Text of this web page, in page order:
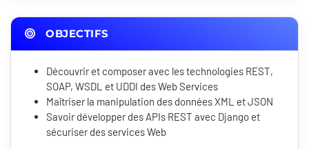
OBJECTIFS
Découvrir et composer avec les technologies REST,
SOAP, WSDL et UDDI des Web Services
Maîtriser la manipulation des données XML et JSON
Savoir développer des APIs REST avec Django et
sécuriser des services Web